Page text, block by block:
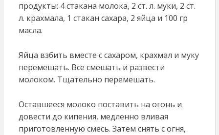
продукты: 4 стакана молока, 2 ст. л. муки, 2 ст.
л. крахмала, 1 стакан сахара, 2 яйца и 100 гр
масла.
Яйца взбить вместе с сахаром, крахмал и муку
перемешать. Все смешать и развести
молоком. Тщательно перемешать.
Оставшееся молоко поставить на огонь и
довести до кипения, медленно вливая
приготовленную смесь. Затем снять с огня,